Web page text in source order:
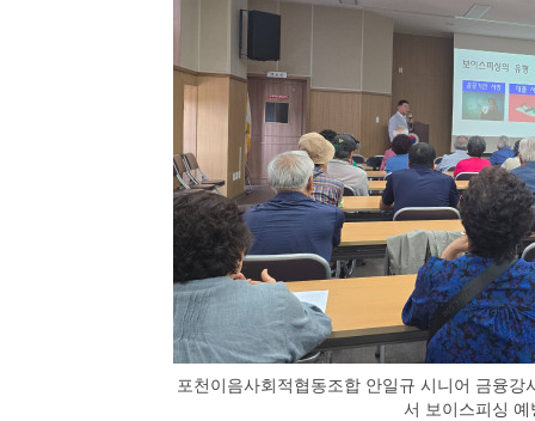
포천이음사회적협동조합 안일규 시니어 금융
서 보이스피싱